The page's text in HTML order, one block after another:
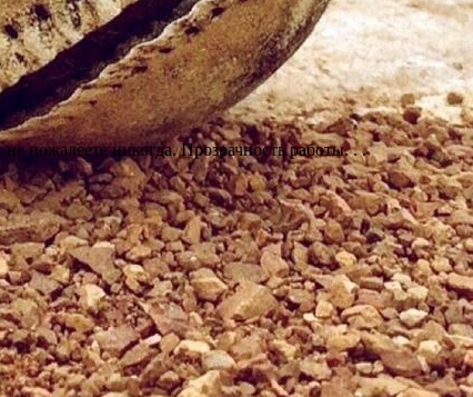
пожалеете никогда. Прозрачность работы. . .